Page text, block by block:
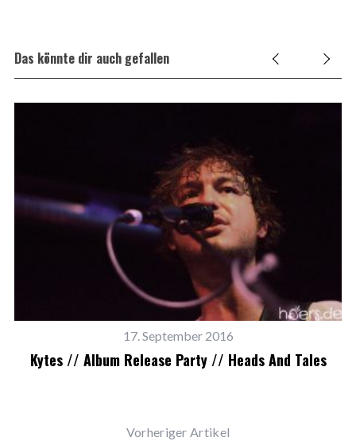
Das könnte dir auch gefallen
17. September 2016
Kytes // Album Release Party // Heads And Tales
Vorheriger Artikel